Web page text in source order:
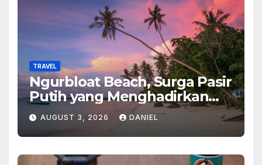
TRAVEL
Ngurbloat Beach, Surga Pasir
Putih yang Menghadirkan
Ketenangan dan Pesona
Alam Tak Terlupakan
AUGUST 3, 2026 DANIEL